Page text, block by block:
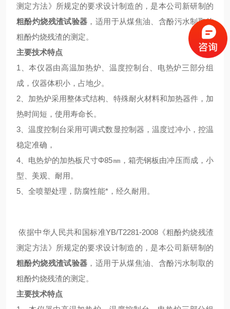
测定方法》所规定的要求设计制造的，是本公司新研制的
粗酚灼烧残渣试验器 ，适用于从煤焦油、含酚污水制取的
粗酚灼烧残渣的测定。
主要技术特点
1、本仪器由高温加热炉、温度控制台、电热炉三部分组
成，仪器体积小，占地少。
2、加热炉采用整体式结构、特殊耐火材料和加热器件，加
热时间短，使用寿命长。
3、温度控制台采用可调式数显控制器，温度过冲小，控温
稳定准确，
4、电热炉的加热板尺寸Φ85㎜，箱壳钢板由冲压而成，小
型、美观、耐用。
5、全喷塑处理，防腐性能*，经久耐用。
依据中华人民共和国标准YB/T2281-2008《粗酚灼烧残渣
测定方法》所规定的要求设计制造的，是本公司新研制的
粗酚灼烧残渣试验器 ，适用于从煤焦油、含酚污水制取的
粗酚灼烧残渣的测定。
主要技术特点